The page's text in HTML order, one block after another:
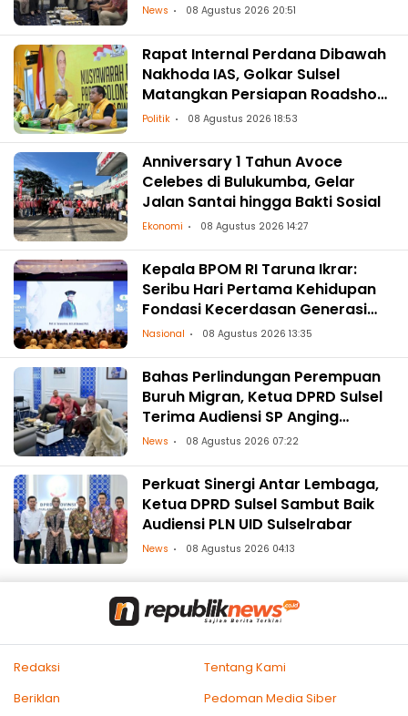
News 08 Agustus 2026 20:51
Rapat Internal Perdana Dibawah
Nakhoda IAS, Golkar Sulsel
Matangkan Persiapan Roadshow
ke Daerah
Politik 08 Agustus 2026 18:53
Anniversary 1 Tahun Avoce
Celebes di Bulukumba, Gelar
Jalan Santai hingga Bakti Sosial
Ekonomi 08 Agustus 2026 14:27
Kepala BPOM RI Taruna Ikrar:
Seribu Hari Pertama Kehidupan
Fondasi Kecerdasan Generasi
Masa Depan
Nasional 08 Agustus 2026 13:35
Bahas Perlindungan Perempuan
Buruh Migran, Ketua DPRD Sulsel
Terima Audiensi SP Anging
Mammiri
News 08 Agustus 2026 07:22
Perkuat Sinergi Antar Lembaga,
Ketua DPRD Sulsel Sambut Baik
Audiensi PLN UID Sulselrabar
News 08 Agustus 2026 04:13
Redaksi
Tentang Kami
Beriklan
Pedoman Media Siber